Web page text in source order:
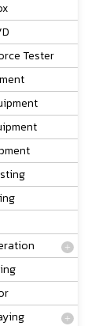
Tester